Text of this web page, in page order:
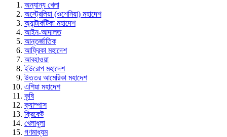
অন্যান্য খেলা
অস্ট্রেলিয়া (ওশেনিয়া) মহাদেশ
অ্যান্টার্কটিকা মহাদেশ
আইন-আদালত
আন্তর্জাতিক
আফ্রিকা মহাদেশ
আবহাওয়া
ইউরোপ মহাদেশ
উত্তর আমেরিকা মহাদেশ
এশিয়া মহাদেশ
কৃষি
ক্যাম্পাস
ক্রিকেট
খেলাধুলা
গণমাধ্যম